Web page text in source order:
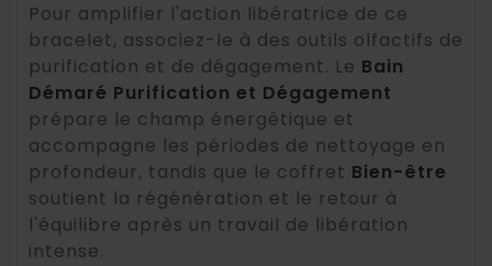
Pour amplifier l'action libératrice de ce
bracelet, associez-le à des outils olfactifs de
purification et de dégagement. Le Bain
Démaré Purification et Dégagement
prépare le champ énergétique et
accompagne les périodes de nettoyage en
profondeur, tandis que le coffret Bien-être
soutient la régénération et le retour à
l'équilibre après un travail de libération
intense.